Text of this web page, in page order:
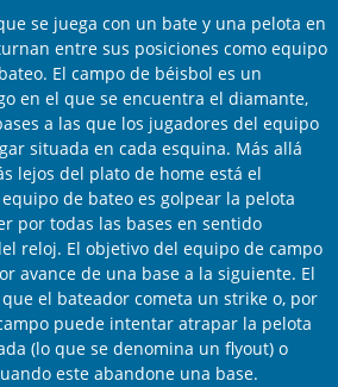
se juega con un bate y una pelota en
entre sus posiciones como equipo
El campo de béisbol es un
en el que se encuentra el diamante,
a las que los jugadores del equipo
situada en cada esquina. Más allá
lejos del plato de home está el
de bateo es golpear la pelota
por todas las bases en sentido
reloj. El objetivo del equipo de campo
avance de una base a la siguiente. El
el bateador cometa un strike o, por
puede intentar atrapar la pelota
(lo que se denomina un flyout) o
este abandone una base.